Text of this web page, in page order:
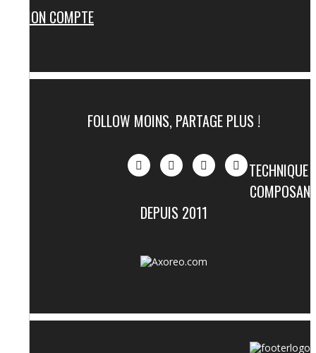
MON COMPTE
FOLLOW MOINS, PARTAGE PLUS !
TECHNIQUE
DEPUIS 2011